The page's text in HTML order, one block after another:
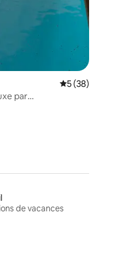
Note moyenne de
5 (38)
par
de vacances